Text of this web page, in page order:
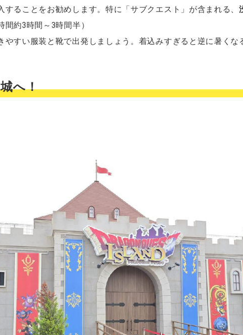
することをお勧めします。特に「サブクエスト」が含まれる、
間約3時間～3時間半）
やすい服装と靴で出発しましょう。着込みすぎると逆に暑くな
へ！